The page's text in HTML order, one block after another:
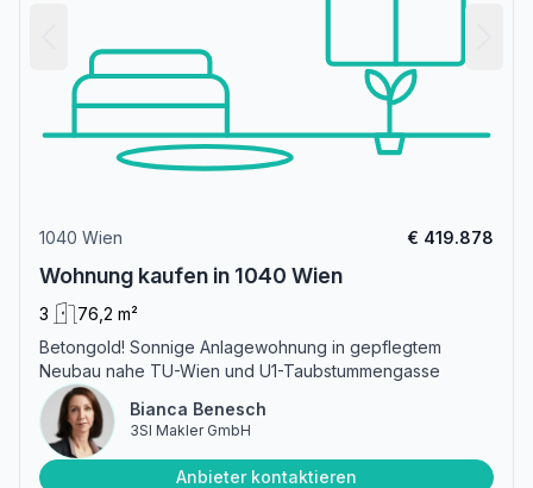
1040 Wien € 419.878
Wohnung kaufen in 1040 Wien
3
76,2 m²
Betongold! Sonnige Anlagewohnung in gepflegtem
Neubau nahe TU-Wien und U1-Taubstummengasse
Bianca Benesch
3SI Makler GmbH
Anbieter kontaktieren